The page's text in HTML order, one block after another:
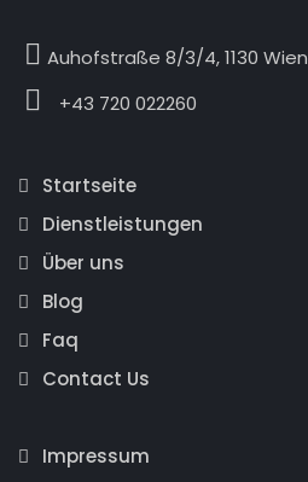
Auhofstraße 8/3/4, 1130 Wien
+43 720 022260
Startseite
Dienstleistungen
Über uns
Blog
Faq
Contact Us
Impressum